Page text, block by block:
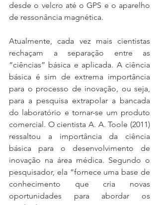
desde o velcro até o GPS e o aparelho
de ressonância magnética.
Atualmente, cada vez mais cientistas
rechaçam a separação entre as
“ciências” básica e aplicada. A ciência
básica é sim de extrema importância
para o processo de inovação, ou seja,
para a pesquisa extrapolar a bancada
do laboratório e tornar-se um produto
comercial. O cientista A. A. Toole (2011)
ressaltou a importância da ciência
básica para o desenvolvimento de
inovação na área médica. Segundo o
pesquisador, ela “fornece uma base de
conhecimento que cria novas
oportunidades para abordar os